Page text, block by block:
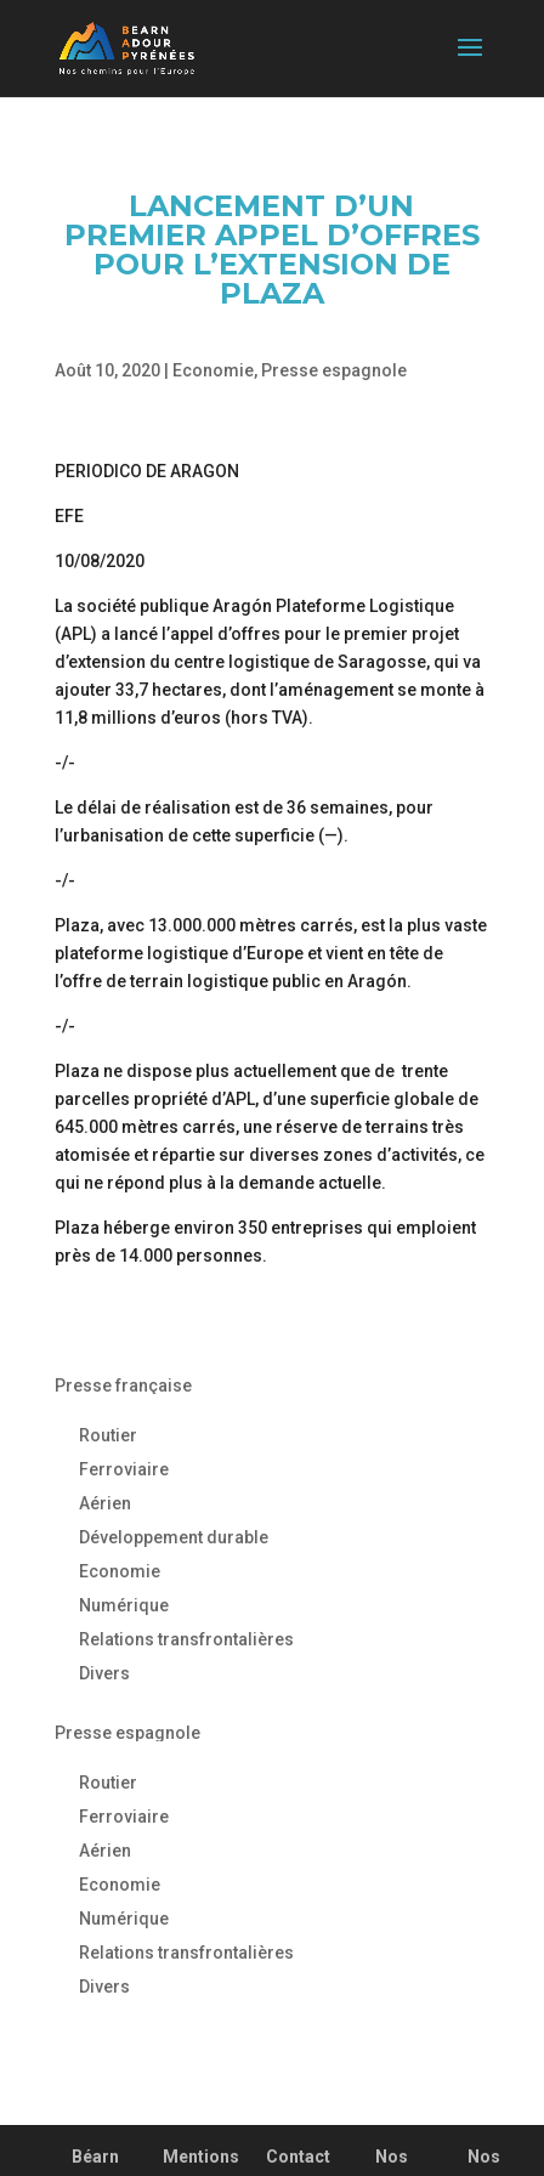
LANCEMENT D’UN
PREMIER APPEL D’OFFRES
POUR L’EXTENSION DE
PLAZA
Août 10, 2020| Economie, Presse espagnole
PERIODICO DE ARAGON
EFE
10/08/2020
La société publique Aragón Plateforme Logistique
(APL) a lancé l’appel d’offres pour le premier projet
d’extension du centre logistique de Saragosse, qui va
ajouter 33,7 hectares, dont l’aménagement se monte à
11,8 millions d’euros (hors TVA).
-/-
Le délai de réalisation est de 36 semaines, pour
l’urbanisation de cette superficie (—).
-/-
Plaza, avec 13.000.000 mètres carrés, est la plus vaste
plateforme logistique d’Europe et vient en tête de
l’offre de terrain logistique public en Aragón.
-/-
Plaza ne dispose plus actuellement que de trente
parcelles propriété d’APL, d’une superficie globale de
645.000 mètres carrés, une réserve de terrains très
atomisée et répartie sur diverses zones d’activités, ce
qui ne répond plus à la demande actuelle.
Plaza héberge environ 350 entreprises qui emploient
près de 14.000 personnes.
Presse française
Routier
Ferroviaire
Aérien
Développement durable
Economie
Numérique
Relations transfrontalières
Divers
Presse espagnole
Routier
Ferroviaire
Aérien
Economie
Numérique
Relations transfrontalières
Divers
Béarn
Mentions
Contact
Nos
Nos